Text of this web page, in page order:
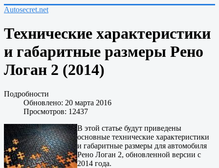
Autosecret.net
Технические характеристики
и габаритные размеры Рено
Логан 2 (2014)
Подробности
Обновлено: 20 марта 2016
Просмотров: 12437
В этой статье будут приведены
основные технические характеристики
и габаритные размеры для автомобиля
Рено Логан 2, обновленной версии с
2014 года.